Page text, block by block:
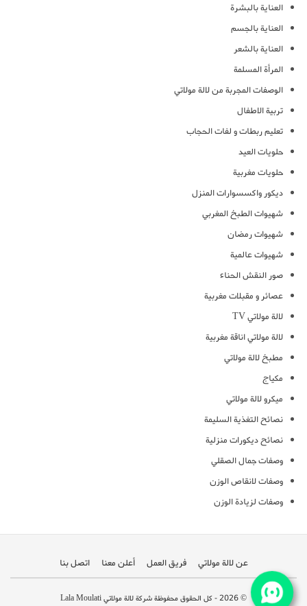
العناية بالبشرة
العناية بالجسم
العناية بالشعر
المرأة المسلمة
الوصفات المجربة من لالة مولاتي
تربية الاطفال
تعليم ربطات و لفات الحجاب
حلويات العيد
حلويات مغربية
ديكور واكسسوارات المنزل
شهيوات الطبخ المغربي
شهيوات رمضان
شهيوات عالمية
صور النقش الحناء
عصائر و مقبلات مغربية
لالة مولاتي TV
لالة مولاتي اناقة مغربية
مطبخ لالة مولاتي
مكياج
ميكرو لالة مولاتي
نصائح التغذية السليمة
نصائح ديكورات منزلية
وصفات جمال الصقلي
وصفات لانقاص الوزن
وصفات لزيادة الوزن
عن لالة مولاتي فريق العمل أعلن معنا اتصل بنا
© 2026 - كل الحقوق محفوظة شركة لالة مولاتي Lala Moulati